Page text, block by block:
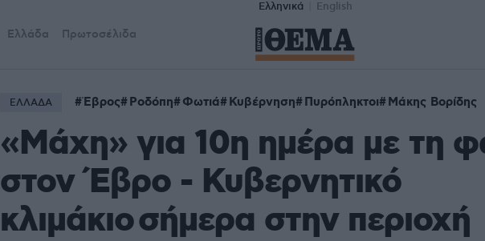
Ελληνικά English
Ελλάδα Πρωτοσέλιδα
ΕΛΛΑΔΑ Έβρος Ροδόπη Φωτιά Κυβέρνηση Πυρόπληκτοι Μάκης Βορίδης
«Μάχη» για 10η ημέρα με τη
στον Έβρο - Κυβερνητικό
κλιμάκιο σήμερα στην περιοχή